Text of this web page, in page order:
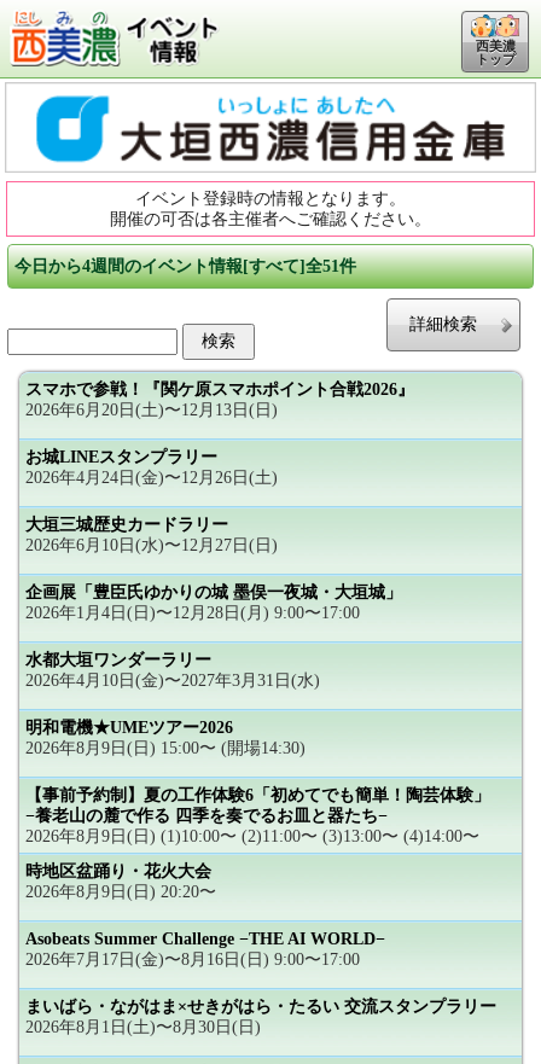
西美濃
トップ
イベント登録時の情報となります。
開催の可否は各主催者へご確認ください。
今日から4週間のイベント情報[すべて]全51件
詳細検索
スマホで参戦！『関ケ原スマホポイント合戦2026』
2026年6月20日(土)〜12月13日(日)
お城LINEスタンプラリー
2026年4月24日(金)〜12月26日(土)
大垣三城歴史カードラリー
2026年6月10日(水)〜12月27日(日)
企画展「豊臣氏ゆかりの城 墨俣一夜城・大垣城」
2026年1月4日(日)〜12月28日(月) 9:00〜17:00
水都大垣ワンダーラリー
2026年4月10日(金)〜2027年3月31日(水)
明和電機★UMEツアー2026
2026年8月9日(日) 15:00〜 (開場14:30)
【事前予約制】夏の工作体験6「初めてでも簡単！陶芸体験」
−養老山の麓で作る 四季を奏でるお皿と器たち−
2026年8月9日(日) (1)10:00〜 (2)11:00〜 (3)13:00〜 (4)14:00〜
時地区盆踊り・花火大会
2026年8月9日(日) 20:20〜
Asobeats Summer Challenge −THE AI WORLD−
2026年7月17日(金)〜8月16日(日) 9:00〜17:00
まいばら・ながはま×せきがはら・たるい 交流スタンプラリー
2026年8月1日(土)〜8月30日(日)